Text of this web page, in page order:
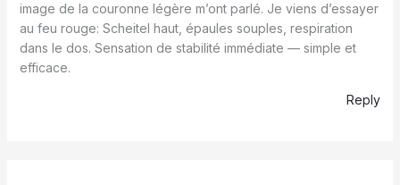
image de la couronne légère m’ont parlé. Je viens d’essayer
au feu rouge: Scheitel haut, épaules souples, respiration
dans le dos. Sensation de stabilité immédiate — simple et
efficace.
Reply